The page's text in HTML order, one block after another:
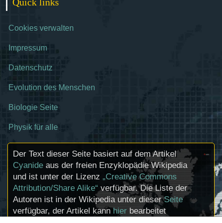
Cookies verwalten
Impressum
Datenschutz
Evolution des Menschen
Biologie Seite
Physik für alle
Der Text dieser Seite basiert auf dem Artikel
Cyanide aus der freien Enzyklopädie Wikipedia
und ist unter der Lizenz „Creative Commons
Attribution/Share Alike“ verfügbar. Die Liste der
Autoren ist in der Wikipedia unter dieserSeite
verfügbar, der Artikel kannhierbearbeitet